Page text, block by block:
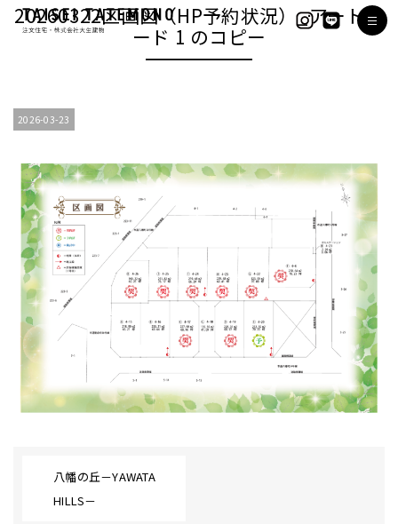
20260322区画図（HP予約状況）_アートボ
ード 1 のコピー
2026-03-23
八幡の丘－YAWATA
HILLS－